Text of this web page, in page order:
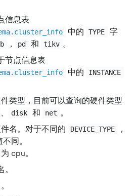
信息表
中的 TYPE
字
， pd 和 tikv 。
节点信息表
中的 INSTANCE
件类型，目前可以查询的硬件类型
、 disk 和 net 。
件名。对于不同的 DEVICE_TYPE ，
同。
cpu。
。